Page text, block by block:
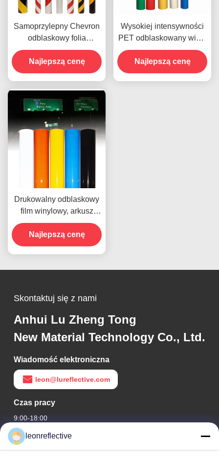
Samoprzylepny Chevron
odblaskowy folia
winylowa Winylowa rolka
Reklamowa
Najlepszą cenę
Wysokiej intensywności
PET odblaskowany winyl
przezroczysty
odblaskowy arkusz
winylu
Najlepszą cenę
Drukowalny odblaskowy
film winylowy, arkusz
radiowy, akrylowy, ekran
rozdzierający się
Najlepszą cenę
Skontaktuj się z nami
Anhui Lu Zheng Tong
New Material Technology Co., Ltd.
Wiadomość elektroniczna
leon@lureflective.com
Czas pracy
9:00-18:00
Nasz adres
leonreflective